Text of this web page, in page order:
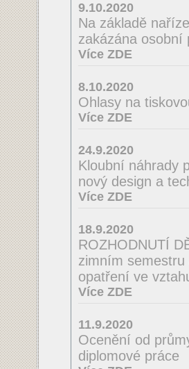
9.10.2020
Na základě
zakázána osobní
Více ZDE
8.10.2020
Ohlasy na
Více ZDE
24.9.2020
Kloubní náhrady
nový design a
Více ZDE
18.9.2020
ROZHODNUTÍ
zimním
opatření ve
Více ZDE
11.9.2020
Ocenění od
diplomové práce